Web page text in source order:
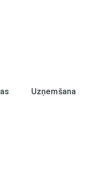
Uzņemšana